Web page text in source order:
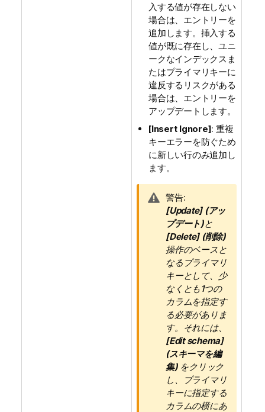
入する値が存在しない
場合は、エントリーを
追加します。挿入する
値が既に存在し、ユニ
ークなインデックスま
たはプライマリキーに
違反するリスクがある
場合は、エントリーを
アップデートします。
[Insert Ignore]: 重複
キーエラーを防ぐため
に新しい行のみ追加し
ます。
情
報
メ
モ
警告:
[Update] (アッ
プデート)と
[Delete] (削除)
操作のベースと
なるプライマリ
キーとして、少
なくとも1つの
カラムを指定す
る必要がありま
す。それには、
[Edit schema]
(スキーマを編
集)をクリック
し、プライマリ
キーに指定する
カラムの横にあ